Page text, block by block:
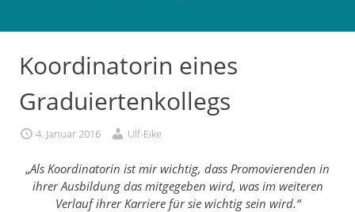
Koordinatorin eines
Graduiertenkollegs
4. Januar 2016 Ulf-Eike
„Als Koordinatorin ist mir wichtig, dass Promovierenden in
ihrer Ausbildung das mitgegeben wird, was im weiteren
Verlauf ihrer Karriere für sie wichtig sein wird.“